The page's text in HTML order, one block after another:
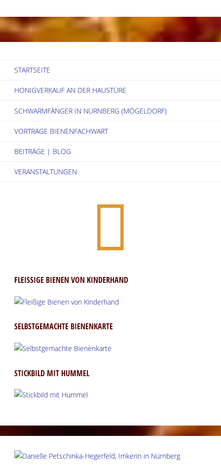
Göttertrank”"
STARTSEITE
HONIGVERKAUF AN DER HAUSTÜRE
SCHWARMFÄNGER IN NÜRNBERG (MÖGELDORF)
VORTRÄGE BIENENFACHWART
BEITRÄGE | BLOG
VERANSTALTUNGEN
FLEISSIGE BIENEN VON KINDERHAND
SELBSTGEMACHTE BIENENKARTE
STICKBILD MIT HUMMEL